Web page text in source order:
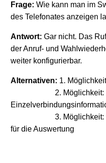
RemoteConnector
SwyxIt! –
Microsoft Windows 10
Verfügbarkeit SwyxIt!
Frage: Wie kann man im
des Telefonates anzeigen
Antwort: Gar nicht. Das
der Anruf- und
weiter konfigurierbar.
Alternativen: 1.
2. Möglichkeit:
3. Möglichkeit:
für die Auswertung